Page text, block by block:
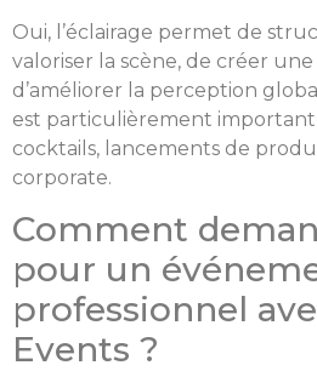
Oui, l’éclairage permet de
valoriser la scène, de créer
d’améliorer la perception
est particulièrement
cocktails, lancements de
corporate.
Comment
pour un
professionnel
Events ?